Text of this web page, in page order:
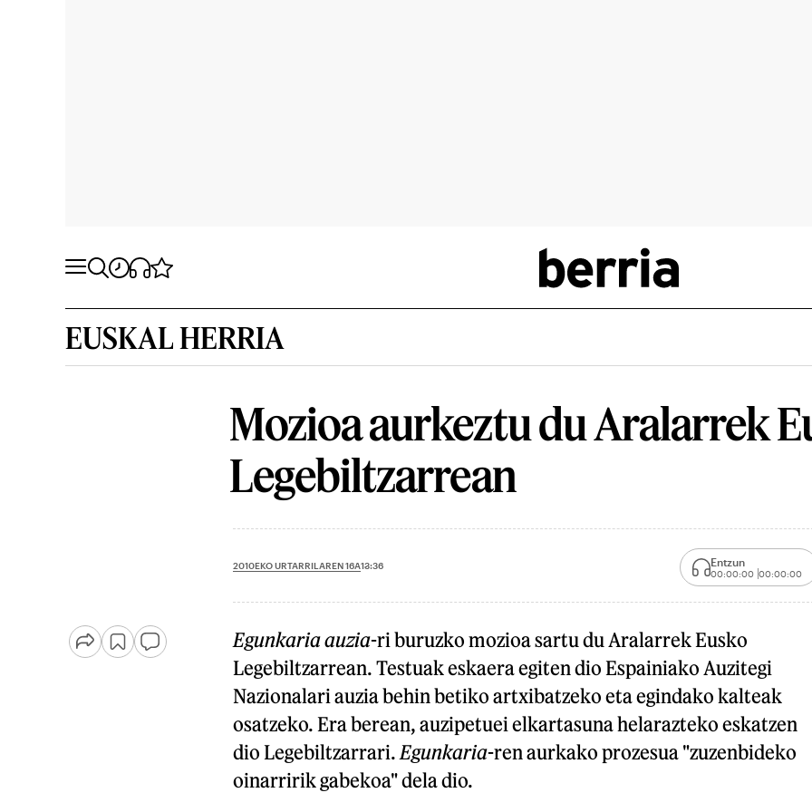
EUSKAL HERRIA
Mozioa aurkeztu du Aralarrek
Legebiltzarrean
2010EKO URTARRILAREN 16A13:36 Entzun
00:00:00 00:00:00
Egunkaria auzia-ri buruzko mozioa sartu du Aralarrek Eusko
Legebiltzarrean. Testuak eskaera egiten dio Espainiako Auzitegi
Nazionalari auzia behin betiko artxibatzeko eta egindako kalteak
osatzeko. Era berean, auzipetuei elkartasuna helarazteko eskatzen
dio Legebiltzarrari. Egunkaria-ren aurkako prozesua "zuzenbideko
oinarririk gabekoa" dela dio.